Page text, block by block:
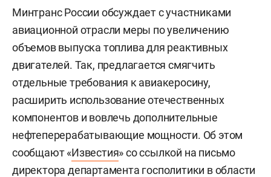
Минтранс России обсуждает с участниками
авиационной отрасли меры по увеличению
объемов выпуска топлива для реактивных
двигателей. Так, предлагается смягчить
отдельные требования к авиакеросину,
расширить использование отечественных
компонентов и вовлечь дополнительные
нефтеперерабатывающие мощности. Об этом
сообщают «Известия» со ссылкой на письмо
директора департамента госполитики в области